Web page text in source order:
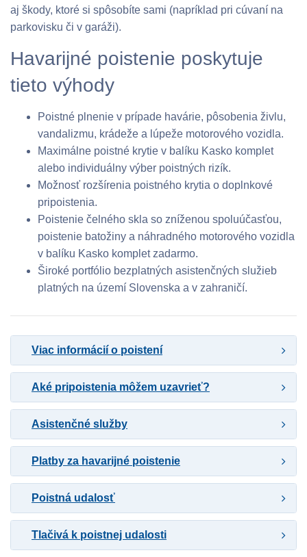
aj škody, ktoré si spôsobíte sami (napríklad pri cúvaní na
parkovisku či v garáži).
Havarijné poistenie poskytuje
tieto výhody
Poistné plnenie v prípade havárie, pôsobenia živlu,
vandalizmu, krádeže a lúpeže motorového vozidla.
Maximálne poistné krytie v balíku Kasko komplet
alebo individuálny výber poistných rizík.
Možnosť rozšírenia poistného krytia o doplnkové
pripoistenia.
Poistenie čelného skla so zníženou spoluúčasťou,
poistenie batožiny a náhradného motorového vozidla
v balíku Kasko komplet zadarmo.
Široké portfólio bezplatných asistenčných služieb
platných na území Slovenska a v zahraničí.
Viac informácií o poistení
Aké pripoistenia môžem uzavrieť?
Asistenčné služby
Platby za havarijné poistenie
Poistná udalosť
Tlačivá k poistnej udalosti